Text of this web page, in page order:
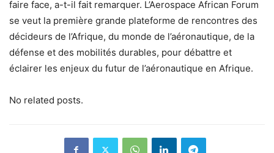
faire face, a-t-il fait remarquer. L’Aerospace African Forum
se veut la première grande plateforme de rencontres des
décideurs de l’Afrique, du monde de l’aéronautique, de la
défense et des mobilités durables, pour débattre et
éclairer les enjeux du futur de l’aéronautique en Afrique.
No related posts.